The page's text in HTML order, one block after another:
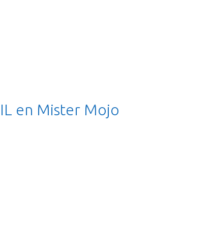
en Mister Mojo